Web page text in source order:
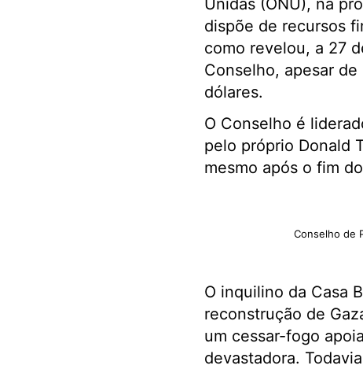
Unidas (ONU), na
dispõe de recursos
como revelou, a 27
Conselho, apesar
dólares.
O Conselho é
pelo próprio Donald
mesmo após o fim
Conselho de
O inquilino da Casa
reconstrução de
um cessar-fogo
devastadora.